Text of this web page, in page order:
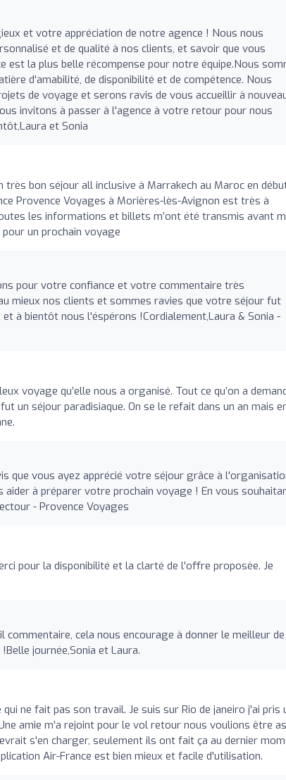
et votre appréciation de notre agence ! Nous nous
et de qualité à nos clients, et savoir que vous
est la plus belle récompense pour notre équipe.Nous
d'amabilité, de disponibilité et de compétence. Nous
de voyage et serons ravis de vous accueillir à
invitons à passer à l'agence à votre retour pour nous
et Sonia
très bon séjour all inclusive à Marrakech au Maroc en
Provence Voyages à Morières-lès-Avignon est très à
les informations et billets m’ont été transmis avant
un prochain voyage
pour votre confiance et votre commentaire très
mieux nos clients et sommes ravies que votre séjour fut
à bientôt nous l'éspérons !Cordialement,Laura & Sonia -
voyage qu’elle nous a organisé. Tout ce qu’on a
un séjour paradisiaque. On se le refait dans un an mais
que vous ayez apprécié votre séjour grâce à
à préparer votre prochain voyage ! En vous
- Provence Voyages
pour la disponibilité et la clarté de l'offre proposée. Je
cela nous encourage à donner le meilleur de
journée,Sonia et Laura.
ne fait pas son travail. Je suis sur Rio de janeiro j'ai pris
amie m'a rejoint pour le vol retour nous voulions être
s'en charger, seulement ils ont fait ça au dernier
Air-France est bien mieux et facile d'utilisation.